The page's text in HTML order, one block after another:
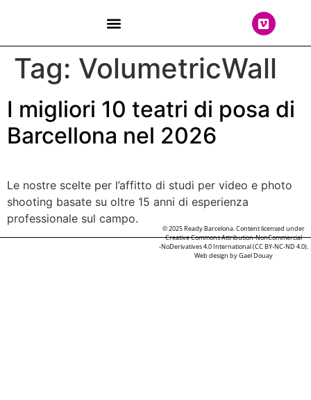
Tag: VolumetricWall
I migliori 10 teatri di posa di
Barcellona nel 2026
Le nostre scelte per l’affitto di studi per video e photo
shooting basate su oltre 15 anni di esperienza
professionale sul campo.
© 2025 Ready.Barcelona. Content licensed under
Creative Commons Attribution-NonCommercial
-NoDerivatives 4.0 International (CC BY-NC-ND 4.0).
Web design byGael Douay